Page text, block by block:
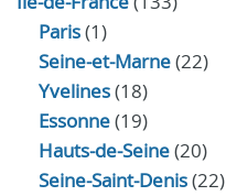
Paris(1)
Seine-et-Marne(22)
Yvelines(18)
Essonne(19)
Hauts-de-Seine(20)
Seine-Saint-Denis(22)